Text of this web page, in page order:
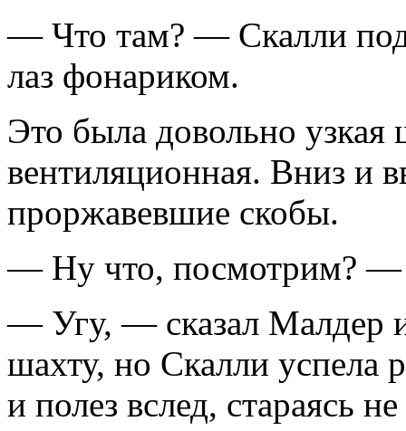
— Что там? — Скалли
лаз фонариком.
Это была довольно
вентиляционная. Вниз и
проржавевшие скобы.
— Ну что, посмотрим? —
— Угу, — сказал Малдер
шахту, но Скалли успела
и полез вслед, стараясь